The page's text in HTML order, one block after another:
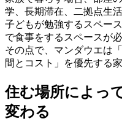
学、長期滞在、二拠点生
子どもが勉強するスペー
で食事をするスペースが
その点で、マンダウエは
間とコスト」を優先する
住む場所によっ
変わる